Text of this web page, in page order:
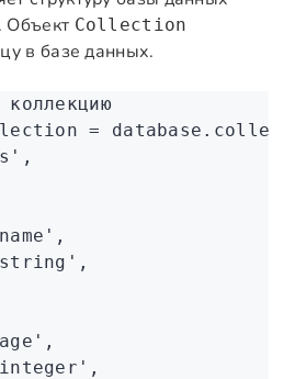
. Объект Collection
в базе данных.
= database
,
,
,
,
,